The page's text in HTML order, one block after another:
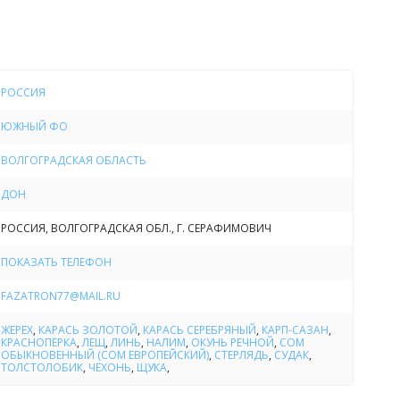
нервное напряжение от городской жизни рыбалка в
профессиональные гиды.
ловились: сом, судак, щука, жерех, окунь, чехонь,
лещ, линь, шамая, рыбец, серушка, стерлядь,
любителей активного времяпрепровождения база
другим, что способно приятно разнообразить
Также для любителей экстрима на территории базы
клуб. Помимо всего прочего база «Донские
РОССИЯ
ЮЖНЫЙ ФО
ВОЛГОГРАДСКАЯ ОБЛАСТЬ
ДОН
РОССИЯ, ВОЛГОГРАДСКАЯ ОБЛ., Г. СЕРАФИМОВИЧ
ПОКАЗАТЬ ТЕЛЕФОН
FAZATRON77@MAIL.RU
ЖЕРЕХ, КАРАСЬ ЗОЛОТОЙ, КАРАСЬ СЕРЕБРЯНЫЙ, КАРП-САЗАН,
КРАСНОПЕРКА,ЛЕЩ,ЛИНЬ, НАЛИМ, ОКУНЬ РЕЧНОЙ, СОМ
ОБЫКНОВЕННЫЙ (СОМ ЕВРОПЕЙСКИЙ), СТЕРЛЯДЬ, СУДАК,
ТОЛСТОЛОБИК, ЧЕХОНЬ, ЩУКА,